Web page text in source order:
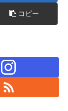
コピー